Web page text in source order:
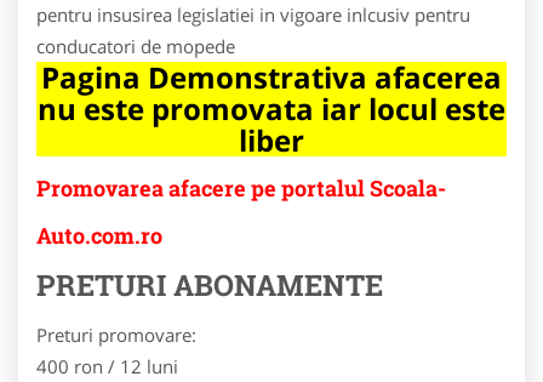
pentru insusirea legislatiei in vigoare inlcusiv pentru
conducatori de mopede
Pagina Demonstrativa afacerea
nu este promovata iar locul este
liber
Promovarea afacere pe portalul Scoala-
Auto.com.ro
PRETURI ABONAMENTE
Preturi promovare:
400 ron / 12 luni